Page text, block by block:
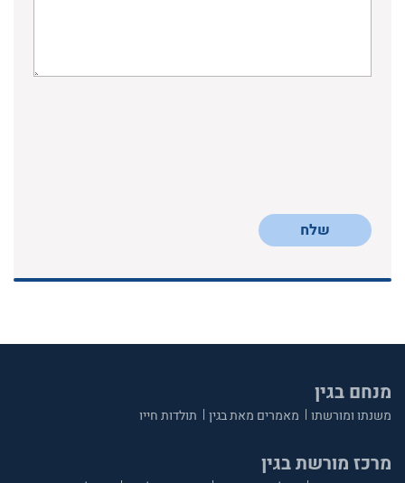
שלח
מנחם בגין
משנתו ומורשתו מאמרים מאת בגין תולדות חייו
מרכז מורשת בגין